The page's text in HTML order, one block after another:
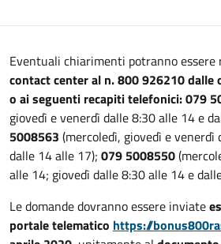
Eventuali chiarimenti potranno essere
contact center al n. 800 926210 dalle
o ai seguenti recapiti telefonici: 079
giovedì e venerdì dalle 8:30 alle 14 e
5008563 (mercoledì, giovedì e venerdì
dalle 14 alle 17); 079 5008550
alle 14; giovedì dalle 8:30 alle 14 e
Le domande dovranno essere inviate
portale telematico https://